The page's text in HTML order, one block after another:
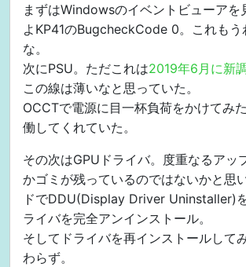
まずはWindowsのイベントビューアを
よKP41のBugcheckCode 0。これもう
な。
次にPSU。ただこれは2019年6月に新
この線は薄いなと思っていた。
OCCTで電源に目一杯負荷をかけてみ
働してくれていた。
その次はGPUドライバ。度重なるアッ
かゴミが残っているのではないかと思
ドでDDU(Display Driver Uninstaller)
ライバを完全アンインストール。
そしてドライバを再インストールして
わらず。